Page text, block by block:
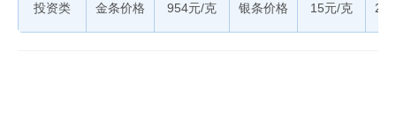
投资类 金条价格 954元/克 银条价格 15元/克